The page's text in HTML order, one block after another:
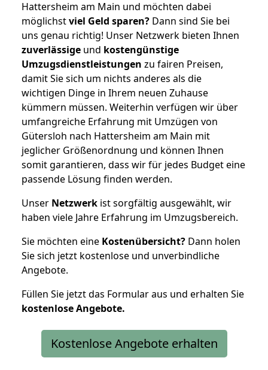
Hattersheim am Main und möchten dabei
möglichstviel Geld sparen? Dann sind Sie bei
uns genau richtig! Unser Netzwerk bieten Ihnen
zuverlässige und kostengünstige
Umzugsdienstleistungen zu fairen Preisen,
damit Sie sich um nichts anderes als die
wichtigen Dinge in Ihrem neuen Zuhause
kümmern müssen. Weiterhin verfügen wir über
umfangreiche Erfahrung mit Umzügen von
Gütersloh nach Hattersheim am Main mit
jeglicher Größenordnung und können Ihnen
somit garantieren, dass wir für jedes Budget eine
passende Lösung finden werden.
Unser Netzwerk ist sorgfältig ausgewählt, wir
haben viele Jahre Erfahrung im Umzugsbereich.
Sie möchten eine Kostenübersicht? Dann holen
Sie sich jetzt kostenlose und unverbindliche
Angebote.
Füllen Sie jetzt das Formular aus und erhalten Sie
kostenloseAngebote.
Kostenlose Angebote erhalten